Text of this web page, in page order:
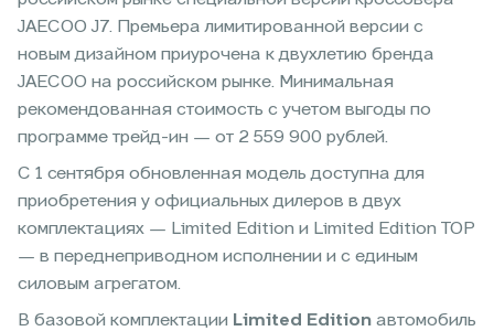
JAECOO J7. Премьера лимитированной версии с
новым дизайном приурочена к двухлетию бренда
JAECOO на российском рынке. Минимальная
рекомендованная стоимость с учетом выгоды по
программе трейд-ин — от 2 559 900 рублей.
C 1 сентября обновленная модель доступна для
приобретения у официальных дилеров в двух
комплектациях — Limited Edition и Limited Edition TOP
— в переднеприводном исполнении и с единым
силовым агрегатом.
В базовой комплектации Limited Edition автомобиль